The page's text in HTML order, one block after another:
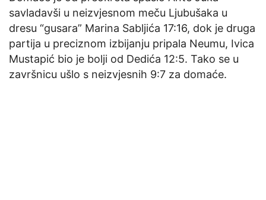
savladavši u neizvjesnom meču Ljubušaka u
dresu “gusara” Marina Sabljića 17:16, dok je druga
partija u preciznom izbijanju pripala Neumu, Ivica
Mustapić bio je bolji od Dedića 12:5. Tako se u
završnicu ušlo s neizvjesnih 9:7 za domaće.